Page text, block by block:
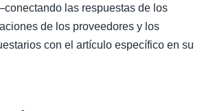
las respuestas de los
de los proveedores y los
con el artículo específico en su